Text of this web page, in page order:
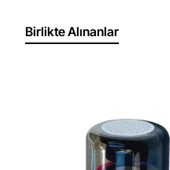
özelliğine sahiptir.
Birden fazla insanın
0,2 derece sapma
Birlikte Alınanlar